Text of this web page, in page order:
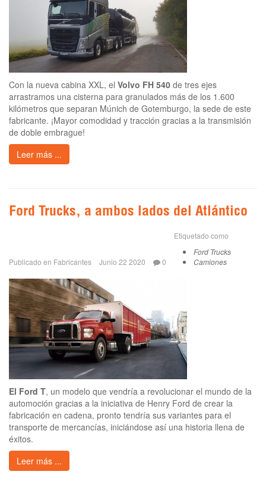
Con la nueva cabina XXL, el Volvo FH 540 de tres ejes
arrastramos una cisterna para granulados más de los 1.600
kilómetros que separan Múnich de Gotemburgo, la sede de este
fabricante. ¡Mayor comodidad y tracción gracias a la transmisión
de doble embrague!
Leer más ...
Ford Trucks, a ambos lados del Atlántico
Publicado en Fabricantes Junio 22 2020 0
Etiquetado como
Ford Trucks
Camiones
El Ford T, un modelo que vendría a revolucionar el mundo de la
automoción gracias a la iniciativa de Henry Ford de crear la
fabricación en cadena, pronto tendría sus variantes para el
transporte de mercancías, iniciándose así una historia llena de
éxitos.
Leer más ...